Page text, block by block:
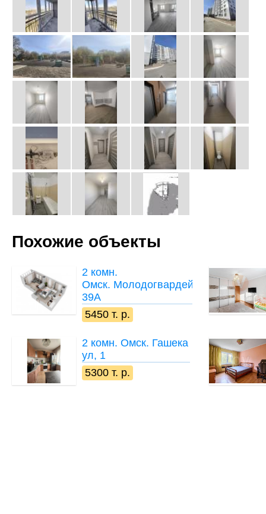
Похожие объекты
2 комн.
Омск. Молодогвардейская,
39А
5450 т. р.
2 комн. Омск. Гашека
ул, 1
5300 т. р.